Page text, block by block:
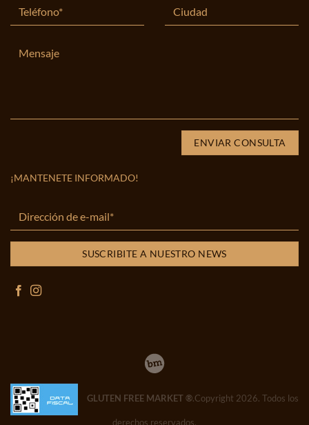
¡MANTENETE INFORMADO!
GLUTEN FREE MARKET ®.Copyright 2026. Todos los
derechos reservados.